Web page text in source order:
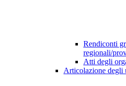
Rendiconti
regionali/
Atti degli
Articolazione degli